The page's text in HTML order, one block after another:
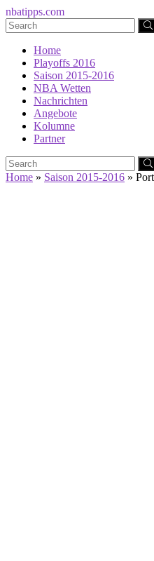
nbatipps.com
Home
Playoffs 2016
Saison 2015-2016
NBA Wetten
Nachrichten
Angebote
Kolumne
Partner
Home » Saison 2015-2016 »